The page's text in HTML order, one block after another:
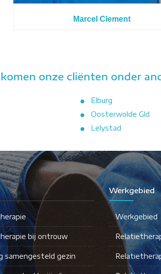
Marcel Clement
onze cliënten onder
Elburg
Oosterwolde Gld
Lelystad
bij ontrouw
samengesteld gezin
Werkgebied
Werkgebied